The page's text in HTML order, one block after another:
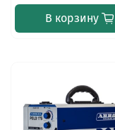
В корзину